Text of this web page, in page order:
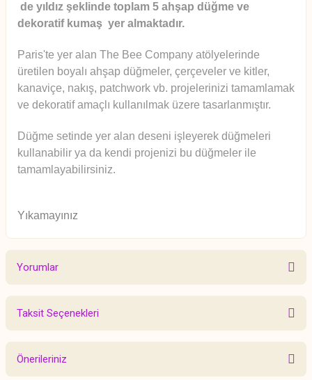
de yıldız şeklinde toplam 5 ahşap düğme ve
dekoratif kumaş yer almaktadır.
Paris'te yer alan The Bee Company atölyelerinde
üretilen boyalı ahşap düğmeler, çerçeveler ve kitler,
kanaviçe, nakış, patchwork vb. projelerinizi tamamlamak
ve dekoratif amaçlı kullanılmak üzere tasarlanmıştır.
Düğme setinde yer alan deseni işleyerek düğmeleri
kullanabilir ya da kendi projenizi bu düğmeler ile
tamamlayabilirsiniz.
Yıkamayınız
Yorumlar
Taksit Seçenekleri
Önerileriniz